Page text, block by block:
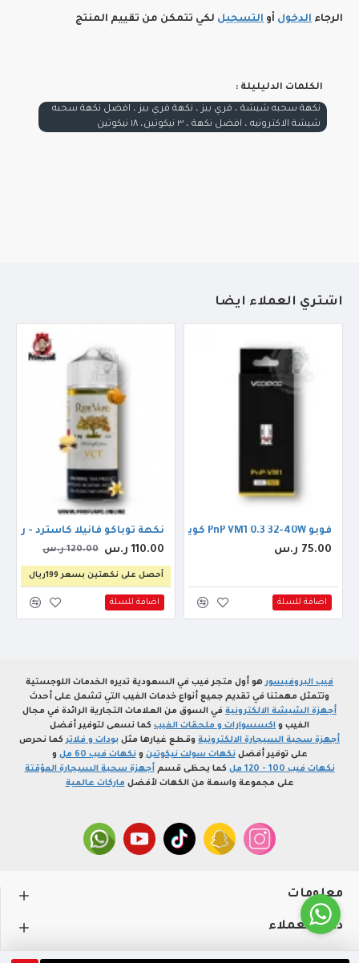
الرجاء الدخول أو التسجيل لكي تتمكن من تقييم المنتج
الكلمات الدليليلة :
نكهة سحبه شيشة ، فري بيز ، نكهة فري بيز ، افضل نكهة سحبه
شيشة الاكترونيه ، افضل نكهة ، ٣ نيكوتين، ١٨ نيكوتين
أشتري العملاء أيضاً
فوبو PnP VM1 0.3 32-40W كويل
75.00 ر.س
اضافة للسلة
نكهة توباكو فانيلا كاسترد - رايب
110.00 ر.س 120.00 ر.س
أحصل على نكهتين بسعر 199ريال
اضافة للسلة
فيب البروفيسورهو أول متجر فيب في السعودية تديره الخدمات اللوجستية
وتتمثل مهمتنا في تقديم جميع أنواع خدمات الفيب التي تشمل على أحدث
أجهزة الشيشة الالكترونية في السوق من العلامات التجارية الرائدة في مجال
الفيب و اكسسوارات و ملحقات الفيب كما نسعى لتوفير أفضل
أجهزة سحبة السيجارة الالكترونية وقطع غيارها مثل بودات و فلاتركما نحرص
على توفير أفضلنكهات سولت نيكوتين ونكهات فيب 60 مل
و
نكهات فيب 100 - 120 مل
كما يحظى قسمأجهزة سحبة السيجارة المؤقتة
على مجموعة واسعة من الكهات لأفضل ماركات عالمية
معلومات
دعم العملاء
حســـابي